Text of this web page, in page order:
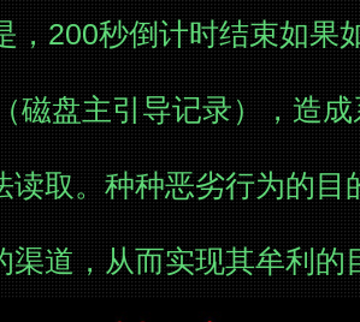
，200秒倒计时结束如果
磁盘主引导记录），造
读取。种种恶劣行为的目
渠道，从而实现其牟利的